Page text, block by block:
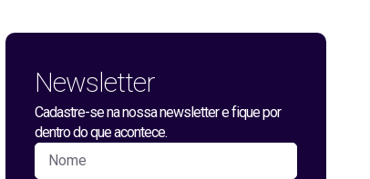
Newsletter
Cadastre-se na nossa newsletter e fique por
dentro do que acontece.